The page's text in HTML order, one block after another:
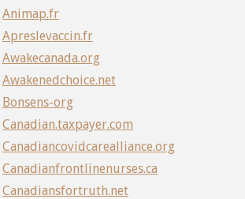
Animap.fr
Apreslevaccin.fr
Awakecanada.org
Awakenedchoice.net
Bonsens-org
Canadian.taxpayer.com
Canadiancovidcarealliance.org
Canadianfrontlinenurses.ca
Canadiansfortruth.net